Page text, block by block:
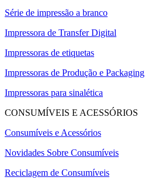
Série de impressão a branco
Impressora de Transfer Digital
Impressoras de etiquetas
Impressoras de Produção e Packaging
Impressoras para sinalética
CONSUMÍVEIS E ACESSÓRIOS
Consumíveis e Acessórios
Novidades Sobre Consumíveis
Reciclagem de Consumíveis